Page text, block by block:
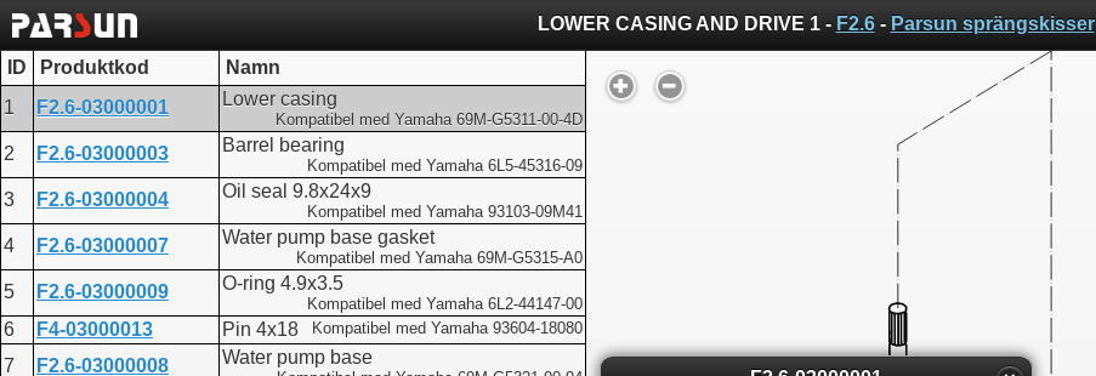
LOWER CASING AND DRIVE 1 - F2.6- Parsun sprängskisser
ID Produktkod
Namn
1
F2.6-03000001 Lower casing
Kompatibel med Yamaha 69M-G5311-00-4D
2 F2.6-03000003 Barrel bearing
Kompatibel med Yamaha 6L5-45316-09
3 F2.6-03000004 Oil seal 9.8x24x9
Kompatibel med Yamaha 93103-09M41
4 F2.6-03000007 Water pump base gasket
Kompatibel med Yamaha 69M-G5315-A0
5 F2.6-03000009 O-ring 4.9x3.5
Kompatibel med Yamaha 6L2-44147-00
6 F4-03000013 Pin 4x18 Kompatibel med Yamaha 93604-18080
7 F2.6-03000008 Water pump base